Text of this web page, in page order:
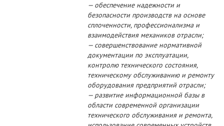
— обеспечение надежности и
безопасности производств на основе
сплоченности, профессионализма и
взаимодействия механиков отрасли;
— совершенствование нормативной
документации по эксплуатации,
контролю технического состояния,
техническому обслуживанию и ремонту
оборудования предприятий отрасли;
— развитие информационной базы в
области современной организации
технического обслуживания и ремонта,